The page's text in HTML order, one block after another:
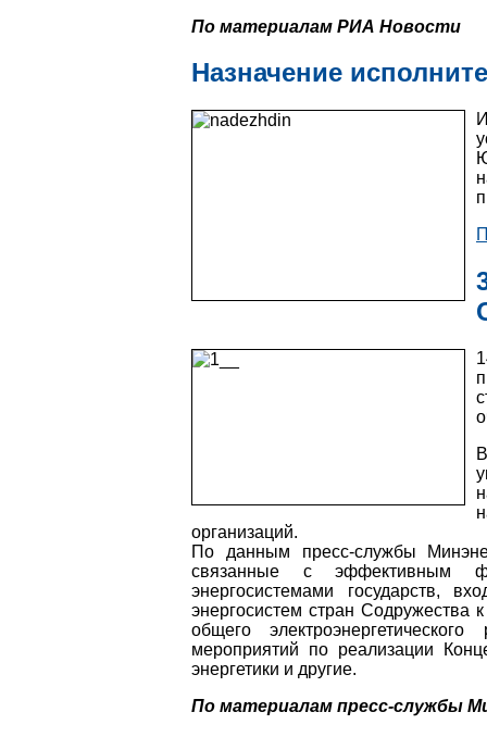
По материалам РИА Новости
Назначение
организаций.
По данным пресс-службы
связанные с эффективным
энергосистемами государств,
энергосистем стран Содружества
общего
мероприятий по реализации
энергетики и другие.
По материалам пресс-службы